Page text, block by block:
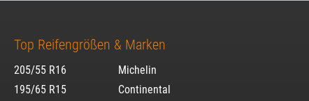
Top Reifengrößen & Marken
205/55 R16
195/65 R15
Michelin
Continental